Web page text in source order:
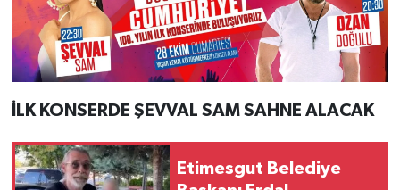
İLK KONSERDE ŞEVVAL SAM SAHNE ALACAK
Etimesgut Belediye